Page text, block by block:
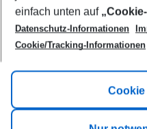
Footer
Footer navigation
Title A
Link A
einfach unten auf
Datenschutz-Informationen
Cookie/Tracking-Informationen
Cookie